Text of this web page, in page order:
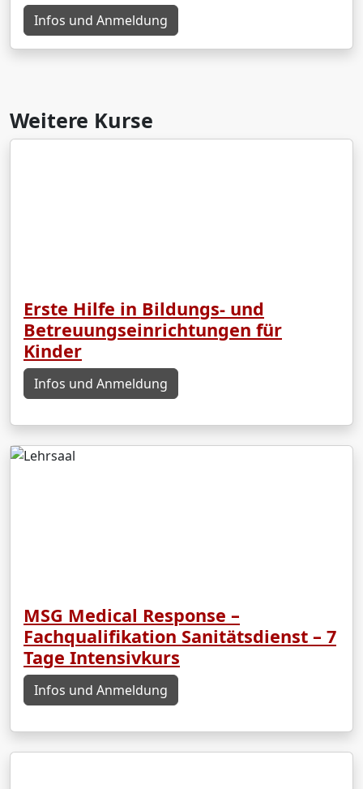
Infos und Anmeldung
Weitere Kurse
Erste Hilfe in Bildungs- und
Betreuungseinrichtungen für
Kinder
Infos und Anmeldung
MSG Medical Response –
Fachqualifikation Sanitätsdienst – 7
Tage Intensivkurs
Infos und Anmeldung